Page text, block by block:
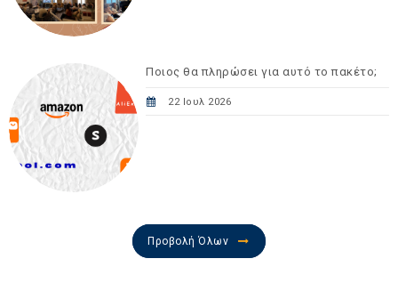
Ποιος θα πληρώσει για αυτό το πακέτο;
22 Ιουλ 2026
Προβολή Όλων